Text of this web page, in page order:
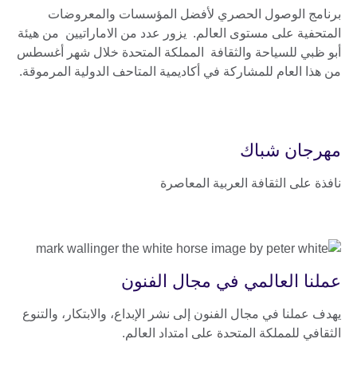
برنامج الوصول الحصري لأفضل المؤسسات والمعروضات
المتحفية على مستوى العالم. يزور عدد من الاماراتيين من هيئة
أبو ظبي للسياحة والثقافة المملكة المتحدة خلال شهر أغسطس
من هذا العام للمشاركة في أكاديمية المتاحف الدولية المرموقة.
مهرجان شباك
نافذة على الثقافة العربية المعاصرة
عملنا العالمي في مجال الفنون
يهدف عملنا في مجال الفنون إلى نشر الإبداع، والابتكار، والتنوع
الثقافي للمملكة المتحدة على امتداد العالم.